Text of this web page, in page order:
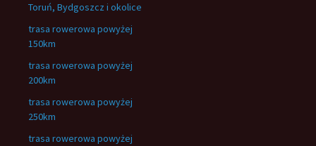
Toruń, Bydgoszcz i okolice
trasa rowerowa powyżej
150km
trasa rowerowa powyżej
200km
trasa rowerowa powyżej
250km
trasa rowerowa powyżej